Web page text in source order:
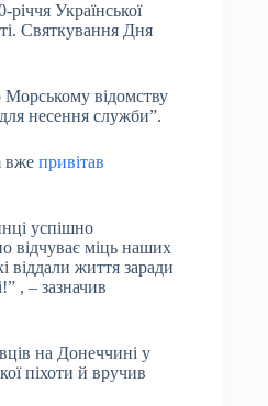
Української
Святкування Дня
відомству
несення служби”.
вже привітав
успішно
відчуває міць наших
віддали життя заради
, – зазначив
на Донеччині у
піхоти й вручив